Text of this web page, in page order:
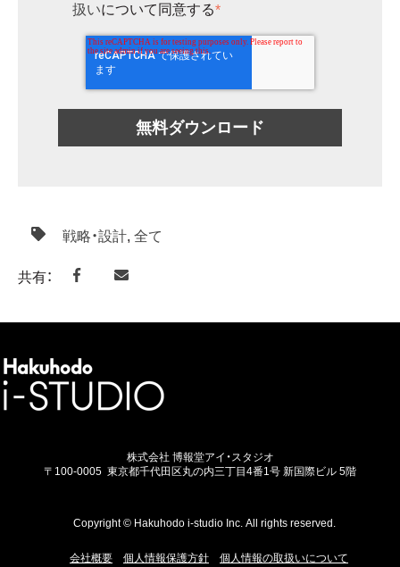
扱いについて同意する*
戦略・設計, 全て
共有：
株式会社 博報堂アイ・スタジオ
〒100-0005 東京都千代田区丸の内三丁目4番1号 新国際ビル 5階
Copyright © Hakuhodo i-studio Inc. All rights reserved.
会社概要 個人情報保護方針 個人情報の取扱いについて